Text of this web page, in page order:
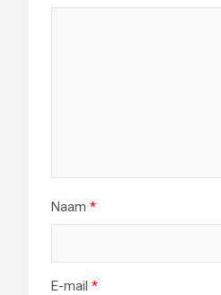
Naam *
E-mail *